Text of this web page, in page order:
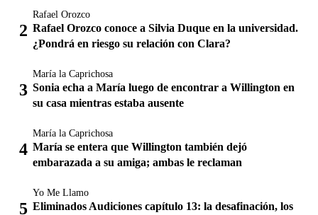
Rafael Orozco
Rafael Orozco conoce a Silvia Duque en la universidad.
¿Pondrá en riesgo su relación con Clara?
María la Caprichosa
Sonia echa a María luego de encontrar a Willington en
su casa mientras estaba ausente
María la Caprichosa
María se entera que Willington también dejó
embarazada a su amiga; ambas le reclaman
Yo Me Llamo
Eliminados Audiciones capítulo 13: la desafinación, los